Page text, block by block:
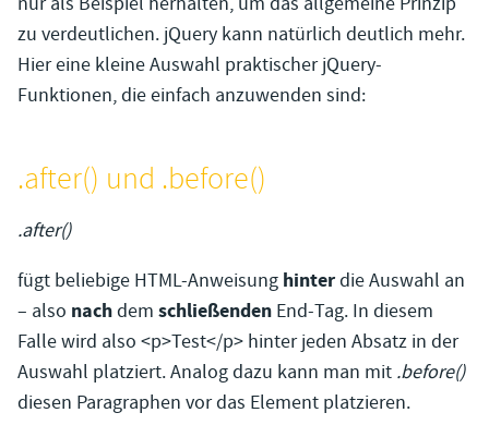
zu verdeutlichen. jQuery kann natürlich deutlich mehr.
Hier eine kleine Auswahl praktischer jQuery-
Funktionen, die einfach anzuwenden sind:
.after() und .before()
.after()
fügt beliebige HTML-Anweisung hinterdie Auswahl an
– also nachdem schließenden End-Tag. In diesem
Falle wird also <p>Test</p> hinter jeden Absatz in der
Auswahl platziert. Analog dazu kann man mit .before()
diesen Paragraphen vor das Element platzieren.